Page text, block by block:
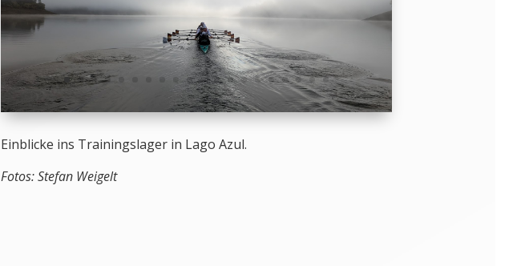
Einblicke ins Trainingslager in Lago Azul.
Fotos: Stefan Weigelt